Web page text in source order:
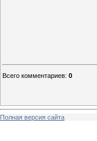
Всего комментариев: 0
Полная версия сайта